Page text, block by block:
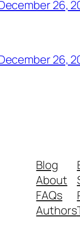
26,
26,
Blog
About
FAQs
Authors